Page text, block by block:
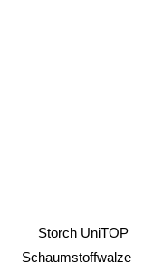
Dieses
Produkt